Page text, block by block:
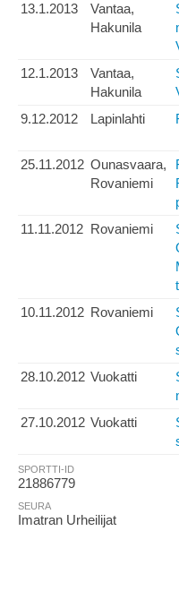
13.1.2013
Vantaa,
Hakunila
12.1.2013
Vantaa,
Hakunila
9.12.2012 Lapinlahti
25.11.2012 Ounasvaara,
Rovaniemi
11.11.2012 Rovaniemi
10.11.2012 Rovaniemi
28.10.2012 Vuokatti
27.10.2012 Vuokatti
SPORTTI-ID
21886779
SEURA
Imatran Urheilijat